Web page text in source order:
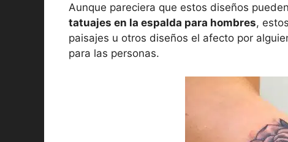
Aunque pareciera que estos diseños
tatuajes en la espalda para hombres,
paisajes u otros diseños el afecto por
para las personas.